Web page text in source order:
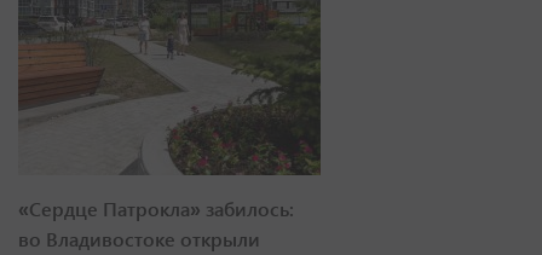
«Сердце Патрокла» забилось:
во Владивостоке открыли